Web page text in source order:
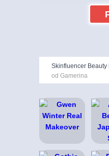
Skinfluencer Beauty
od Gamerina